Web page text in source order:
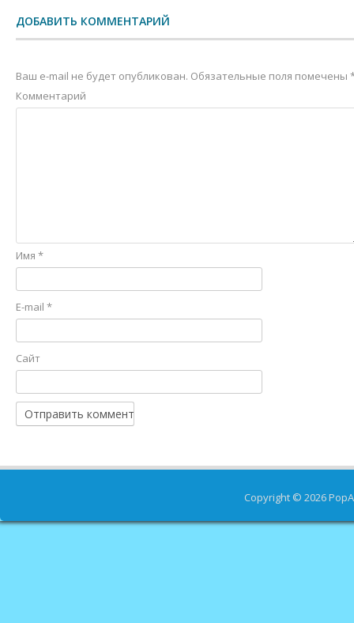
ДОБАВИТЬ КОММЕНТАРИЙ
Ваш e-mail не будет опубликован. Обязательные поля помечены
Комментарий
Имя *
E-mail *
Сайт
Copyright © 2026